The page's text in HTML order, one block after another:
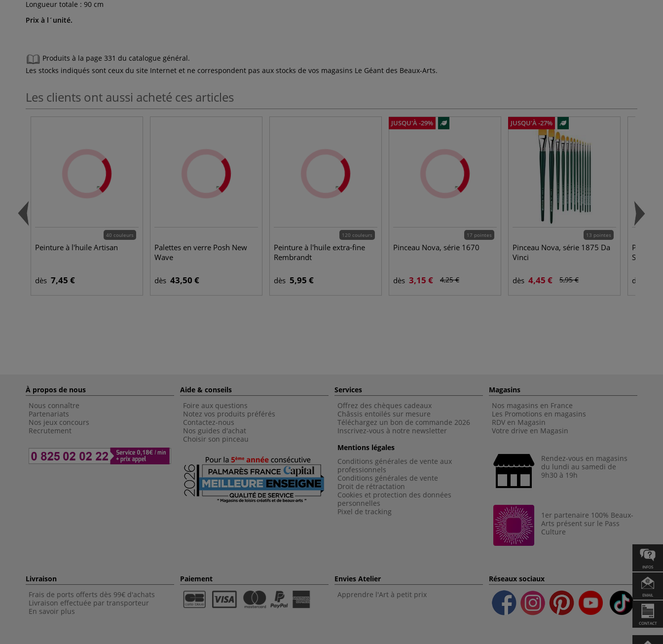
INFOS
EMAIL
CONTACT
Longueur totale : 90 cm
Prix à l´unité.
Produits à la page 331 du catalogue général.
Les stocks indiqués sont ceux du site Internet et ne correspondent pas aux stocks de vos magasins Le Géant des Beaux-Arts.
Les clients ont aussi acheté ces articles
40 couleurs
Peinture à l'huile Artisan
dès 7,45 €
Palettes en verre Posh New
Wave
dès 43,50 €
120 couleurs
Peinture à l'huile extra-fine
Rembrandt
dès 5,95 €
JUSQU'À -29%
17 pointes
Pinceau Nova, série 1670
dès 3,15 € 4,25 €
JUSQU'À -27%
13 pointes
Pinceau Nova, série 1875 Da
Vinci
dès 4,45 € 5,95 €
Peinture
Studio
dès
À propos de nous
Nous connaître
Partenariats
Nos jeux concours
Recrutement
Aide & conseils
Foire aux questions
Notez vos produits préférés
Contactez-nous
Nos guides d'achat
Choisir son pinceau
Services
Offrez des chèques cadeaux
Châssis entoilés sur mesure
Téléchargez un bon de commande 2026
Inscrivez-vous à notre newsletter
Mentions légales
Conditions générales de vente aux
professionnels
Conditions générales de vente
Droit de rétractation
Cookies et protection des données
personnelles
Pixel de tracking
Magasins
Nos magasins en France
Les Promotions en magasins
RDV en Magasin
Votre drive en Magasin
Rendez-vous en magasins
du lundi au samedi de
9h30 à 19h
1er partenaire 100% Beaux-
Arts présent sur le Pass
Culture
Livraison
Frais de ports offerts dès 99€ d'achats
Livraison effectuée par transporteur
En savoir plus
Paiement
Envies Atelier
Apprendre l'Art à petit prix
Réseaux sociaux